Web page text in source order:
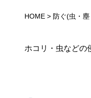
HOME> 防ぐ(虫・
ホコリ・虫などの